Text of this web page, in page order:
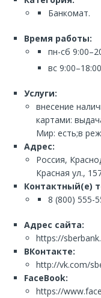
Банкомат.
Время работы:
пн-сб
вс
Услуги:
внесение
картами:
Мир: есть;в
Адрес:
Россия,
Красная ул.,
Контактный(е)
8 (800) 555-
Адрес сайта:
https://
ВКонтакте:
http://vk.com/
FaceBook:
https://